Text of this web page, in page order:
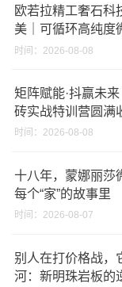
欧若拉精工奢石科
美｜可循环高纯度
义高端奢石原料
时间：2026-08-08
矩阵赋能·抖赢未
砖实战特训营圆满
时间：2026-08-08
十八年，蒙娜丽莎
每个“家”的故事里
时间：2026-08-07
别人在打价格战，
河：新明珠岩板的